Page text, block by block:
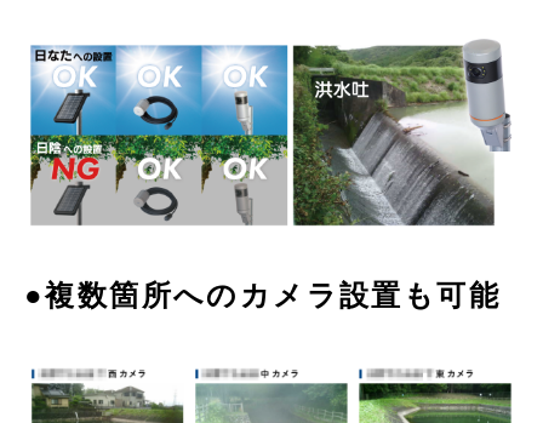
●複数箇所へのカメラ設置も可能